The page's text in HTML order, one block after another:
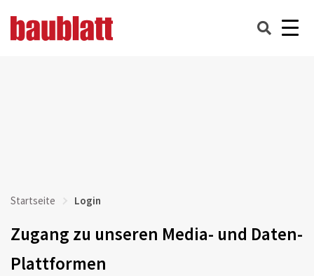
Startseite Login
Zugang zu unseren Media- und Daten-
Plattformen